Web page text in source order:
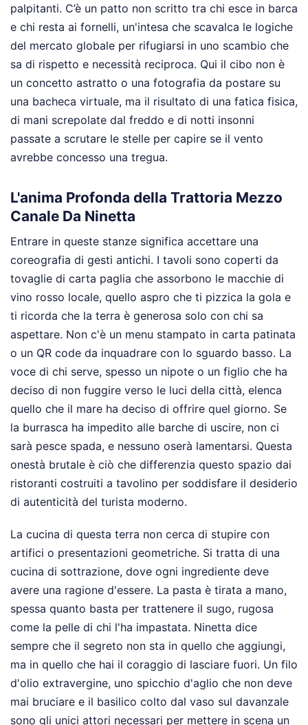
palpitanti. C’è un patto non scritto tra chi esce in barca
e chi resta ai fornelli, un'intesa che scavalca le logiche
del mercato globale per rifugiarsi in uno scambio che
sa di rispetto e necessità reciproca. Qui il cibo non è
un concetto astratto o una fotografia da postare su
una bacheca virtuale, ma il risultato di una fatica fisica,
di mani screpolate dal freddo e di notti insonni
passate a scrutare le stelle per capire se il vento
avrebbe concesso una tregua.
L'anima Profonda della Trattoria Mezzo
Canale Da Ninetta
Entrare in queste stanze significa accettare una
coreografia di gesti antichi. I tavoli sono coperti da
tovaglie di carta paglia che assorbono le macchie di
vino rosso locale, quello aspro che ti pizzica la gola e
ti ricorda che la terra è generosa solo con chi sa
aspettare. Non c'è un menu stampato in carta patinata
o un QR code da inquadrare con lo sguardo basso. La
voce di chi serve, spesso un nipote o un figlio che ha
deciso di non fuggire verso le luci della città, elenca
quello che il mare ha deciso di offrire quel giorno. Se
la burrasca ha impedito alle barche di uscire, non ci
sarà pesce spada, e nessuno oserà lamentarsi. Questa
onestà brutale è ciò che differenzia questo spazio dai
ristoranti costruiti a tavolino per soddisfare il desiderio
di autenticità del turista moderno.
La cucina di questa terra non cerca di stupire con
artifici o presentazioni geometriche. Si tratta di una
cucina di sottrazione, dove ogni ingrediente deve
avere una ragione d'essere. La pasta è tirata a mano,
spessa quanto basta per trattenere il sugo, rugosa
come la pelle di chi l'ha impastata. Ninetta dice
sempre che il segreto non sta in quello che aggiungi,
ma in quello che hai il coraggio di lasciare fuori. Un filo
d'olio extravergine, uno spicchio d'aglio che non deve
mai bruciare e il basilico colto dal vaso sul davanzale
sono gli unici attori necessari per mettere in scena un